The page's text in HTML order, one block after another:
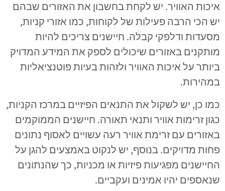
איכות האוויר. יש לקחת בחשבון את האזורים שבהם
יש הכי הרבה פעילות של לקוחות, כמו אזורי קניות,
מסעדות ודלפקי קבלה. חיישנים צריכים להיות
מותקנים באזורים שיכולים לספק את המידע המדויק
ביותר על איכות האוויר ולזהות בעיות פוטנציאליות
במהירות.
כמו כן, יש לשקול את התנאים הפיזיים במרכז הקניות,
כגון זרימות אוויר ותנאי תאורה. חיישנים הממוקמים
באזורים עם זרימת אוויר רעה עשויים לאסוף נתונים
פחות מדויקים. בנוסף, יש לנקוט באמצעים להגן על
החיישנים מפגיעות פיזיות או מכניות, כך שהנתונים
שנאספים יהיו אמינים ועקביים.